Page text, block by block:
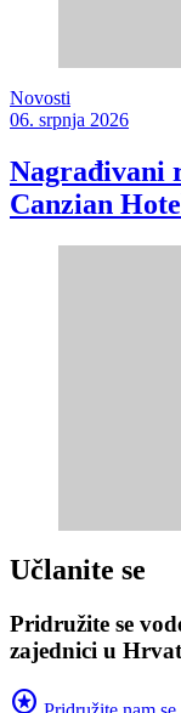
Novosti
06. srpnja 2026
Nagrađivani
Canzian
Učlanite se
Pridružite se
zajednici u
stars